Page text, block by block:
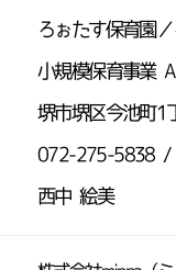
ろぉたす保育園
小規模保育事業
堺市堺区今池町1
072-275-5838 /
西中 絵美